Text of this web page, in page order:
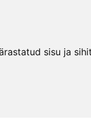
sisu ja